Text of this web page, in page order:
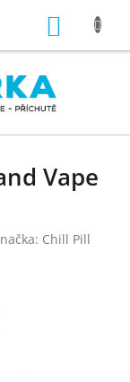
Vape
Chill Pill